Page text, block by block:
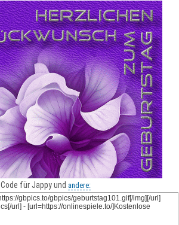
Code für Jappy und andere: